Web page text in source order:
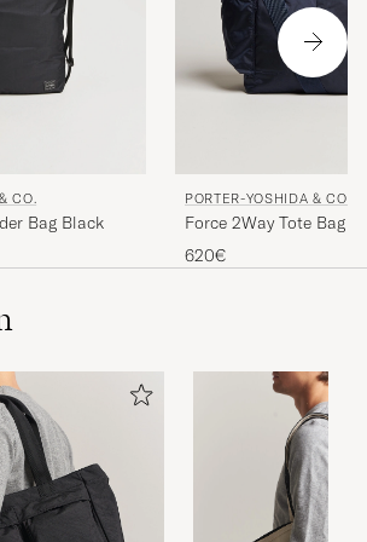
CO.
Bag Black
PORTER-YOSHIDA & CO.
Force 2Way Tote Bag
620€